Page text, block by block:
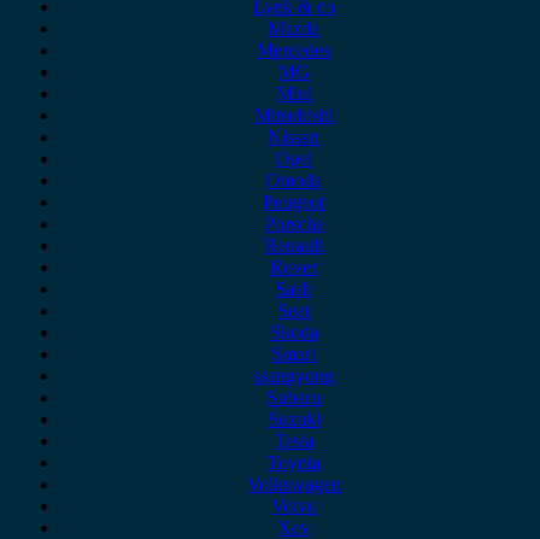
Lynk & co
Mazda
Mercedes
MG
Mini
Mitsubishi
Nissan
Opel
Omoda
Peugeot
Porsche
Renault
Rover
Saab
Seat
Skoda
Smart
ssangyong
Subaru
Suzuki
Tesla
Toyota
Volkswagen
Volvo
Xev